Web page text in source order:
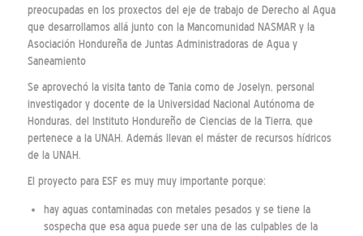
preocupadas en los proxectos del eje de trabajo de Derecho al Agua
que desarrollamos allá junto con la Mancomunidad NASMAR y la
Asociación Hondureña de Juntas Administradoras de Agua y
Saneamiento
Se aprovechó la visita tanto de Tania como de Joselyn, personal
investigador y docente de la Universidad Nacional Autónoma de
Honduras, del Instituto Hondureño de Ciencias de la Tierra, que
pertenece a la UNAH. Además llevan el máster de recursos hídricos
de la UNAH.
El proyecto para ESF es muy muy importante porque:
hay aguas contaminadas con metales pesados y se tiene la
sospecha que esa agua puede ser una de las culpables de la